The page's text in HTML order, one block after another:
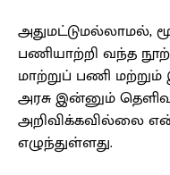
அதுமட்டுமல்லாமல்,
பணியாற்றி வந்த
மாற்றுப் பணி
அரசு இன்னும்
அறிவிக்கவில்லை
எழுந்துள்ளது.